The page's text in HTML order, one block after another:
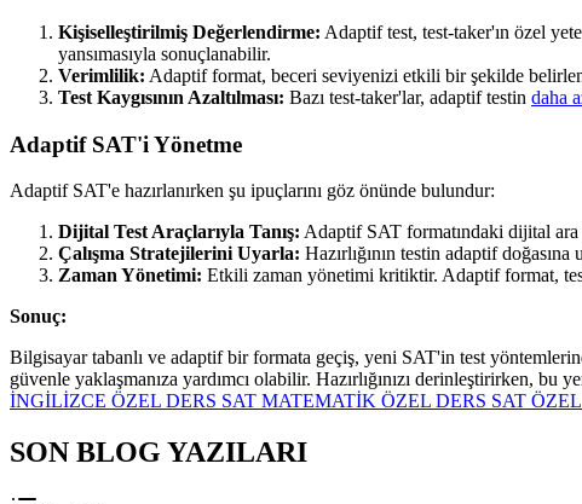
Kişiselleştirilmiş Değerlendirme: Adaptif test, test-taker'ın özel
yansımasıyla sonuçlanabilir.
Verimlilik: Adaptif format, beceri seviyenizi etkili bir şekilde
Test Kaygısının Azaltılması: Bazı test-taker'lar, adaptif testin daha
Adaptif SAT'i Yönetme
Adaptif SAT'e hazırlanırken şu ipuçlarını göz önünde bulundur:
Dijital Test Araçlarıyla Tanış: Adaptif SAT formatındaki dijital ara
Çalışma Stratejilerini Uyarla: Hazırlığının testin adaptif
Zaman Yönetimi: Etkili zaman yönetimi kritiktir. Adaptif format,
Sonuç:
Bilgisayar tabanlı ve adaptif bir formata geçiş, yeni SAT'in test
güvenle yaklaşmanıza yardımcı olabilir. Hazırlığınızı derinleştirirken,
İNGİLİZCE ÖZEL DERS SAT MATEMATİK ÖZEL DERS SAT
SON BLOG YAZILARI